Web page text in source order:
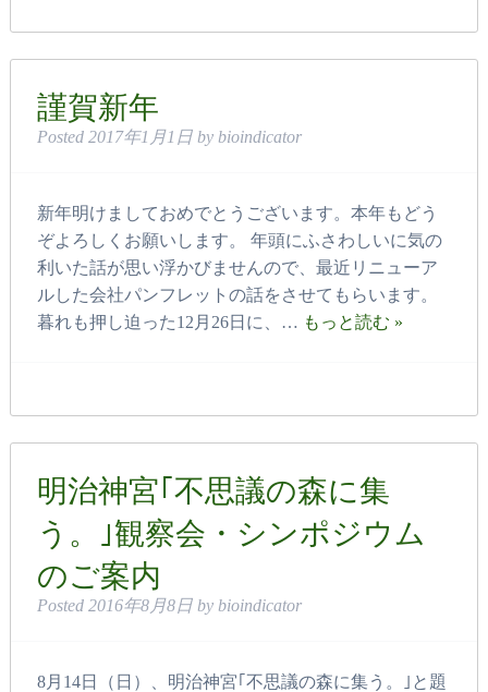
謹賀新年
Posted 2017年1月1日 by bioindicator
新年明けましておめでとうございます。本年もどう
ぞよろしくお願いします。 年頭にふさわしいに気の
利いた話が思い浮かびませんので、最近リニューア
ルした会社パンフレットの話をさせてもらいます。
暮れも押し迫った12月26日に、… もっと読む »
明治神宮｢不思議の森に集
う。｣観察会・シンポジウム
のご案内
Posted 2016年8月8日 by bioindicator
8月14日（日）、明治神宮｢不思議の森に集う。｣と題